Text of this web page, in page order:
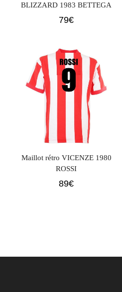
BLIZZARD 1983 BETTEGA
79€
Maillot rétro VICENZE 1980
ROSSI
89€